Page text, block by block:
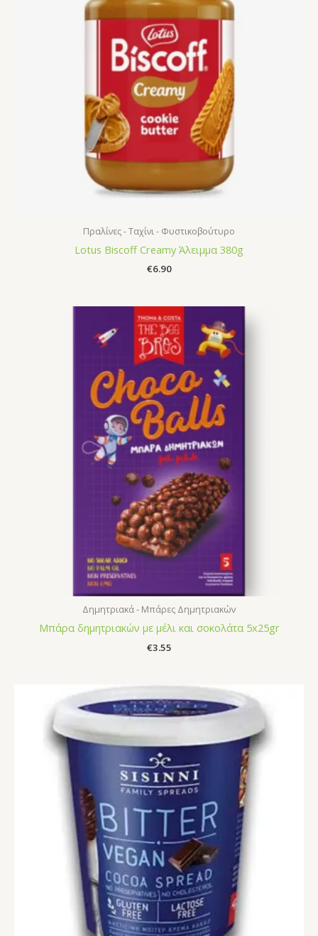
Πραλίνες - Ταχίνι - Φυστικοβούτυρο
Lotus Biscoff Creamy Άλειμμα 380g
€6.90
Δημητριακά - Μπάρες Δημητριακών
Μπάρα δημητριακών με μέλι και σοκολάτα 5x25gr
€3.55